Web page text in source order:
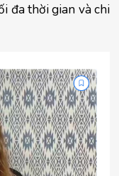
đa thời gian và chi